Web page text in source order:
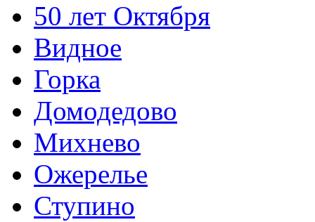
50 лет Октября
Видное
Горка
Домодедово
Михнево
Ожерелье
Ступино